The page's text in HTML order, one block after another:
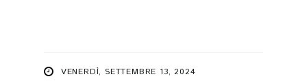
VENERDÌ, SETTEMBRE 13, 2024